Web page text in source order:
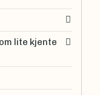
lite kjente